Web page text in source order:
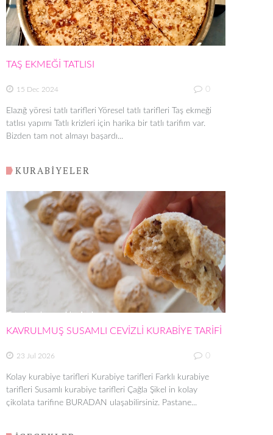
TAŞ EKMEĞİ TATLISI
15 Dec 2024 0
Elazığ yöresi tatlı tarifleri Yöresel tatlı tarifleri Taş ekmeği
tatlısı yapımı Tatlı krizleri için harika bir tatlı tarifim var.
Bizden tam not almayı başardı...
KURABİYELER
KAVRULMUŞ SUSAMLI CEVİZLİ KURABİYE TARİFİ
23 Jul 2026 0
Kolay kurabiye tarifleri Kurabiye tarifleri Farklı kurabiye
tarifleri Susamlı kurabiye tarifleri Çağla Şikel in kolay
çikolata tarifine BURADAN ulaşabilirsiniz. Pastane...